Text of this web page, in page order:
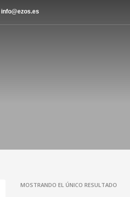
info@ezos.es
MOSTRANDO EL ÚNICO RESULTADO